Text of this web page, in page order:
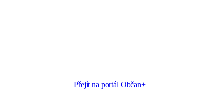
Přejít na portál Občan+